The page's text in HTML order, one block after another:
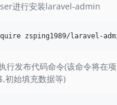
进行安装laravel-admin
行发布代码命令(该命令将在
初始填充数据等)